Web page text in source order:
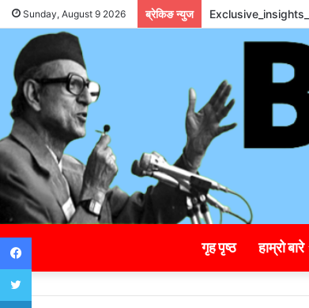
Sunday, August 9 2026 ब्रेकिङ न्युज
गृह पृष्ठ हाम्रो बारे
Facebook
Twitter
LinkedIn